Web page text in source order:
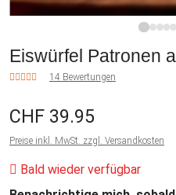
Eiswürfel Patronen
14 Bewertungen
CHF 39.95
Preise inkl. MwSt. zzgl. Versandkosten
Bald wieder verfügbar